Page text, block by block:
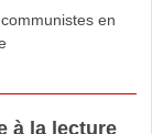
en
à la lecture